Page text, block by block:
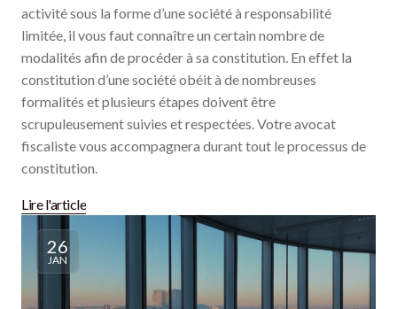
activité sous la forme d’une société à responsabilité
limitée, il vous faut connaître un certain nombre de
modalités afin de procéder à sa constitution. En effet la
constitution d’une société obéit à de nombreuses
formalités et plusieurs étapes doivent être
scrupuleusement suivies et respectées. Votre avocat
fiscaliste vous accompagnera durant tout le processus de
constitution.
Lire l'article
26
JAN